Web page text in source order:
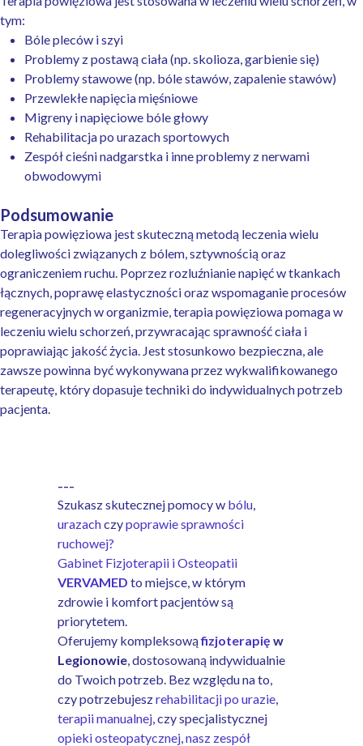
tym:
Bóle pleców i szyi
Problemy z postawą ciała (np. skolioza, garbienie się)
Problemy stawowe (np. bóle stawów, zapalenie stawów)
Przewlekłe napięcia mięśniowe
Migreny i napięciowe bóle głowy
Rehabilitacja po urazach sportowych
Zespół cieśni nadgarstka i inne problemy z nerwami
obwodowymi
Podsumowanie
Terapia powięziowa jest skuteczną metodą leczenia wielu
dolegliwości związanych z bólem, sztywnością oraz
ograniczeniem ruchu. Poprzez rozluźnianie napięć w tkankach
łącznych, poprawę elastyczności oraz wspomaganie procesów
regeneracyjnych w organizmie, terapia powięziowa pomaga w
leczeniu wielu schorzeń, przywracając sprawność ciała i
poprawiając jakość życia. Jest stosunkowo bezpieczna, ale
zawsze powinna być wykonywana przez wykwalifikowanego
terapeutę, który dopasuje techniki do indywidualnych potrzeb
pacjenta.
---
Szukasz skutecznej pomocy w bólu,
urazachczypoprawie sprawności
ruchowej?
Gabinet Fizjoterapii i Osteopatii
VERVAMED to miejsce, w którym
zdrowie i komfort pacjentów są
priorytetem.
Oferujemy kompleksowąfizjoterapię w
Legionowie, dostosowaną indywidualnie
do Twoich potrzeb. Bez względu na to,
czy potrzebujeszrehabilitacji po urazie,
terapii manualnej, czy specjalistycznej
opieki osteopatycznej,nasz zespół